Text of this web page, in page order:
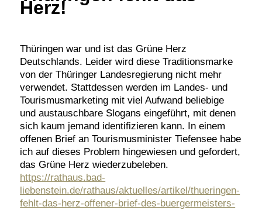
Herz!
Thüringen war und ist das Grüne Herz
Deutschlands. Leider wird diese Traditionsmarke
von der Thüringer Landesregierung nicht mehr
verwendet. Stattdessen werden im Landes- und
Tourismusmarketing mit viel Aufwand beliebige
und austauschbare Slogans eingeführt, mit denen
sich kaum jemand identifizieren kann. In einem
offenen Brief an Tourismusminister Tiefensee habe
ich auf dieses Problem hingewiesen und gefordert,
das Grüne Herz wiederzubeleben.
https://rathaus.bad-
liebenstein.de/rathaus/aktuelles/artikel/thueringen-
fehlt-das-herz-offener-brief-des-buergermeisters-